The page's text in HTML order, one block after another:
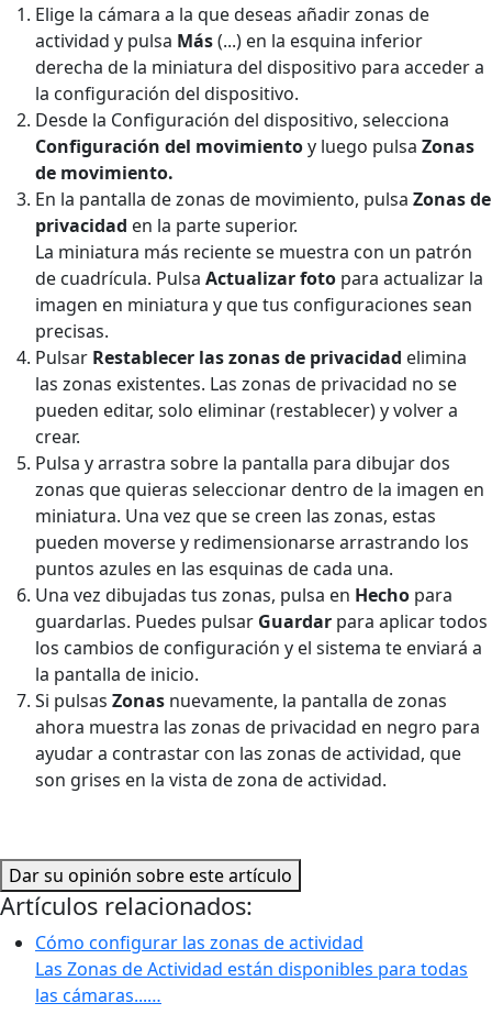
Elige la cámara a la que deseas añadir zonas de
actividad y pulsa Más(...) en la esquina inferior
derecha de la miniatura del dispositivo para acceder a
la configuración del dispositivo.
Desde la Configuración del dispositivo, selecciona
Configuración del movimientoy luego pulsa Zonas
de movimiento.
En la pantalla de zonas de movimiento, pulsa Zonas de
privacidad en la parte superior.
La miniatura más reciente se muestra con un patrón
de cuadrícula. Pulsa Actualizar foto para actualizar la
imagen en miniatura y que tus configuraciones sean
precisas.
Pulsar Restablecer las zonas de privacidad elimina
las zonas existentes. Las zonas de privacidad no se
pueden editar, solo eliminar (restablecer) y volver a
crear.
Pulsa y arrastra sobre la pantalla para dibujar dos
zonas que quieras seleccionar dentro de la imagen en
miniatura. Una vez que se creen las zonas, estas
pueden moverse y redimensionarse arrastrando los
puntos azules en las esquinas de cada una.
Una vez dibujadas tus zonas, pulsa en Hecho para
guardarlas. Puedes pulsar Guardar para aplicar todos
los cambios de configuración y el sistema te enviará a
la pantalla de inicio.
Si pulsas Zonas nuevamente, la pantalla de zonas
ahora muestra las zonas de privacidad en negro para
ayudar a contrastar con las zonas de actividad, que
son grises en la vista de zona de actividad.
Dar su opinión sobre este artículo
Artículos relacionados:
Cómo configurar las zonas de actividad
Las Zonas de Actividad están disponibles para todas
las cámaras...…